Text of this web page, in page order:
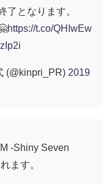
了となります。
https://t.co/QHIwEw
(@kinpri_PR) 2019
-Shiny Seven
ます。